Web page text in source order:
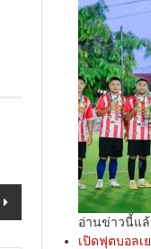
อ่านข่าวนี้แล้
เปิดฟุตบอลเ